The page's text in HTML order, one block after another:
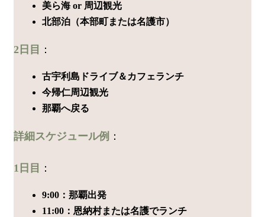
美ら海 or 周辺観光
北部泊（本部町または名護市）
2日目 ：
古宇利島ドライブ＆カフェランチ
今帰仁周辺観光
那覇へ戻る
詳細スケジュール例 ：
1日目 ：
9:00：那覇出発
11:00：恩納村または名護でランチ